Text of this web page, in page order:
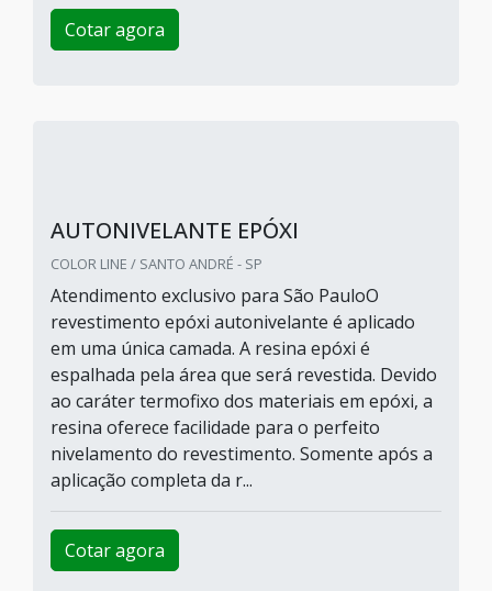
Cotar agora
AUTONIVELANTE EPÓXI
COLOR LINE / SANTO ANDRÉ - SP
Atendimento exclusivo para São PauloO
revestimento epóxi autonivelante é aplicado
em uma única camada. A resina epóxi é
espalhada pela área que será revestida. Devido
ao caráter termofixo dos materiais em epóxi, a
resina oferece facilidade para o perfeito
nivelamento do revestimento. Somente após a
aplicação completa da r...
Cotar agora